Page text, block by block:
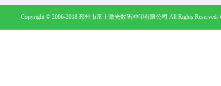
Copyright © 2006-2018 邳州市富士激光数码冲印有限公司 All Rights